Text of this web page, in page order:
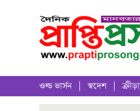
ওল্ড ভার্সন স্বদেশ